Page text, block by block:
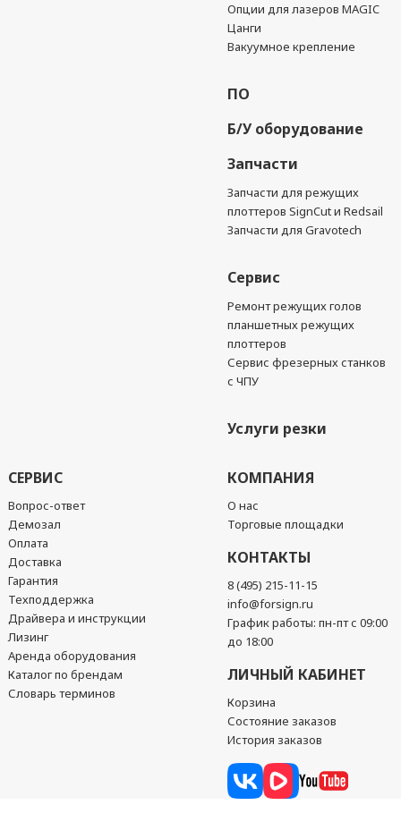
Опции для лазеров MAGIC
Цанги
Вакуумное крепление
ПО
Б/У оборудование
Запчасти
Запчасти для режущих
плоттеров SignCut и Redsail
Запчасти для Gravotech
Сервис
Ремонт режущих голов
планшетных режущих
плоттеров
Сервис фрезерных станков
с ЧПУ
Услуги резки
СЕРВИС
Вопрос-ответ
Демозал
Оплата
Доставка
Гарантия
Техподдержка
Драйвера и инструкции
Лизинг
Аренда оборудования
Каталог по брендам
Словарь терминов
КОМПАНИЯ
О нас
Торговые площадки
КОНТАКТЫ
8 (495) 215-11-15
info@forsign.ru
График работы: пн-пт с 09:00
до 18:00
ЛИЧНЫЙ КАБИНЕТ
Корзина
Состояние заказов
История заказов